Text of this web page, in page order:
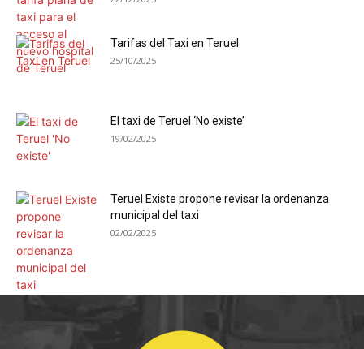
Tarifas del Taxi en Teruel
25/10/2025
El taxi de Teruel ‘No existe’
19/02/2025
Teruel Existe propone revisar la ordenanza
municipal del taxi
02/02/2025